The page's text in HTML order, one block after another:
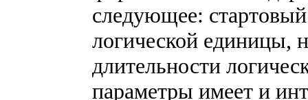
следующее:
логической единицы,
длительности
параметры имеет и